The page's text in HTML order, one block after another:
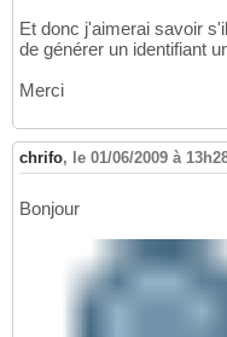
Et donc j'aimerai savoir
de générer un identifiant
Merci
chrifo, le 01/06/2009 à
Bonjour